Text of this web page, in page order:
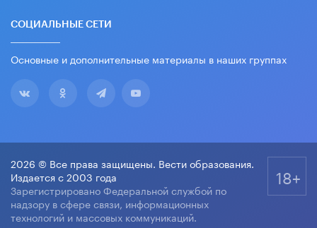
СОЦИАЛЬНЫЕ СЕТИ
Основные и дополнительные материалы в наших группах
2026 © Все права защищены. Вести образования.
Издается с 2003 года
Зарегистрировано Федеральной службой по
надзору в сфере связи, информационных
технологий и массовых коммуникаций.
18+